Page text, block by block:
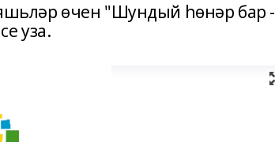
өчен "Шундый һөнәр бар -
уза.